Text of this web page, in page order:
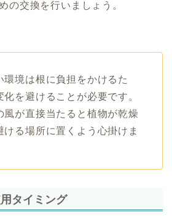
の交換を行いましょう。
環境は根に負担をかけるた
を避けることが必要です。
風が直接当たると植物が乾燥
る場所に置くよう心掛けま
タイミング